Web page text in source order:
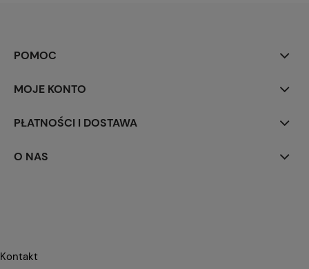
POMOC
MOJE KONTO
PŁATNOŚCI I DOSTAWA
O NAS
Kontakt